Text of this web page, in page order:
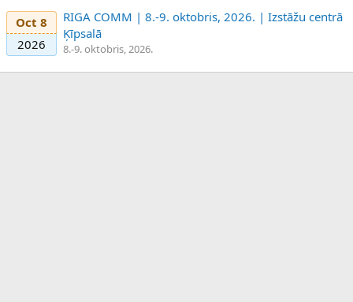
Oct 8
2026
RIGA COMM | 8.-9. oktobris, 2026. | Izstāžu centrā
Ķīpsalā
8.-9. oktobris, 2026.